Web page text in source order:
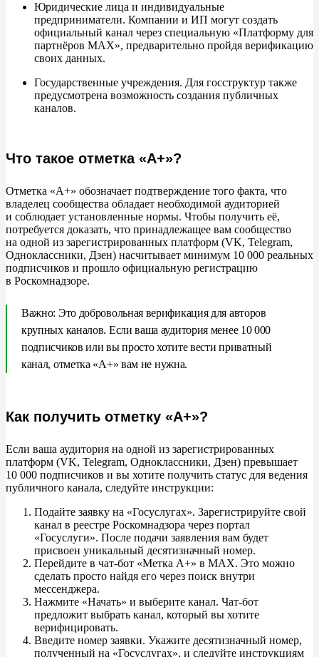
Юридические лица и индивидуальные
предприниматели. Компании и ИП могут создать
официальный канал через специальную «Платформу для
партнёров MAX», предварительно пройдя верификацию
своих данных.
Государственные учреждения. Для госструктур также
предусмотрена возможность создания публичных
каналов.
Что такое отметка «А+»?
Отметка «А+» обозначает подтверждение того факта, что
владелец сообщества обладает необходимой аудиторией
и соблюдает установленные нормы. Чтобы получить её,
потребуется доказать, что принадлежащее вам сообщество
на одной из зарегистрированных платформ (VK, Telegram,
Одноклассники, Дзен) насчитывает минимум 10 000 реальных
подписчиков и прошло официальную регистрацию
в Роскомнадзоре.
Важно: Это добровольная верификация для авторов
крупных каналов. Если ваша аудитория менее 10 000
подписчиков или вы просто хотите вести приватный
канал, отметка «А+» вам не нужна.
Как получить отметку «А+»?
Если ваша аудитория на одной из зарегистрированных
платформ (VK, Telegram, Одноклассники, Дзен) превышает
10 000 подписчиков и вы хотите получить статус для ведения
публичного канала, следуйте инструкции:
Подайте заявку на «Госуслугах». Зарегистрируйте свой
канал в реестре Роскомнадзора через портал
«Госуслуги». После подачи заявления вам будет
присвоен уникальный десятизначный номер.
Перейдите в чат-бот «Метка А+» в MAX. Это можно
сделать просто найдя его через поиск внутри
мессенджера.
Нажмите «Начать» и выберите канал. Чат-бот
предложит выбрать канал, который вы хотите
верифицировать.
Введите номер заявки. Укажите десятизначный номер,
полученный на «Госуслугах», и следуйте инструкциям